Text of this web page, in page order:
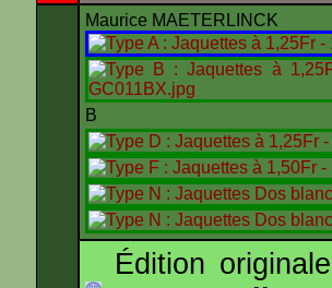
Maurice MAETERLINCK
Édition